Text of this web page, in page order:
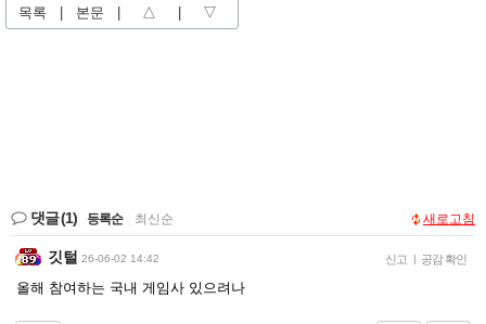
목록 본문 △ ▽
댓글(1) 등록순 최신순 새로고침
깃털 26-06-02 14:42 신고 | 공감 확인
올해 참여하는 국내 게임사 있으려나